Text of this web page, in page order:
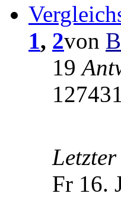
1, 2von
19
127431
Fr 16.